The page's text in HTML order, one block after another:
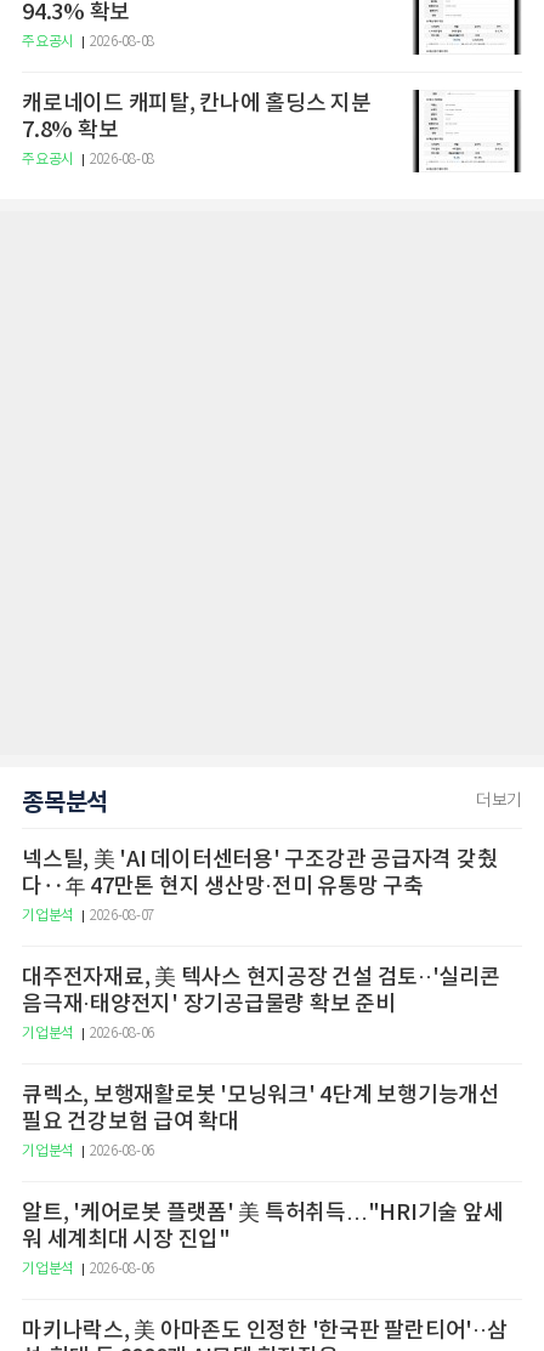
94.3% 확보
주요공시 2026-08-08
캐로네이드 캐피탈, 칸나에 홀딩스 지분
7.8% 확보
주요공시 2026-08-08
종목분석 더보기
넥스틸, 美 'AI 데이터센터용' 구조강관 공급자격 갖췄
다‥年 47만톤 현지 생산망·전미 유통망 구축
기업분석 2026-08-07
대주전자재료, 美 텍사스 현지공장 건설 검토··'실리콘
음극재·태양전지' 장기공급물량 확보 준비
기업분석 2026-08-06
큐렉소, 보행재활로봇 '모닝워크' 4단계 보행기능개선
필요 건강보험 급여 확대
기업분석 2026-08-06
알트, '케어로봇 플랫폼' 美 특허취득…"HRI기술 앞세
워 세계최대 시장 진입"
기업분석 2026-08-06
마키나락스, 美 아마존도 인정한 '한국판 팔란티어'··삼